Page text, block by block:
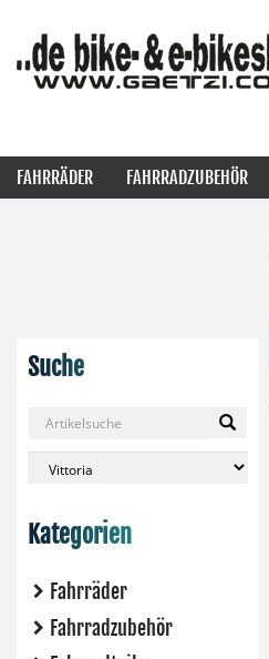
FAHRRÄDER FAHRRADZUBEHÖR
Suche
Kategorien
Fahrräder
Fahrradzubehör